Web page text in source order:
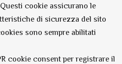
cookie assicurano le
di sicurezza del sito
sono sempre abilitati
cookie consent per registrare il